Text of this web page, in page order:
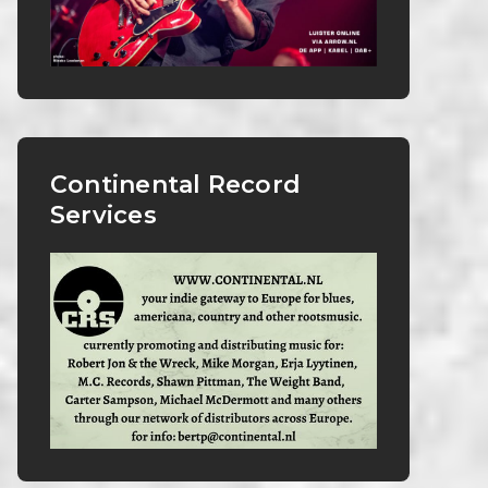
Continental Record
Services